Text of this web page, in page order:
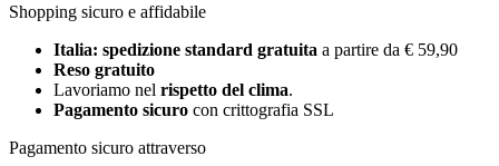
Shopping sicuro e affidabile
Italia: spedizione standard gratuita a partire da € 59,90
Reso gratuito
Lavoriamo nel rispetto del clima.
Pagamento sicuro con crittografia SSL
Pagamento sicuro attraverso